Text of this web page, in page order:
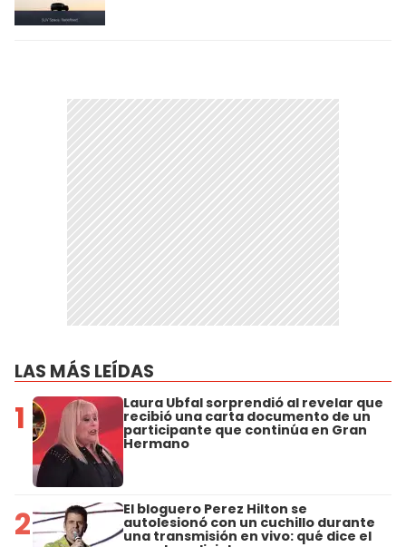
LAS MÁS LEÍDAS
1 Laura Ubfal sorprendió al revelar que
recibió una carta documento de un
participante que continúa en Gran
Hermano
2 El bloguero Perez Hilton se
autolesionó con un cuchillo durante
una transmisión en vivo: qué dice el